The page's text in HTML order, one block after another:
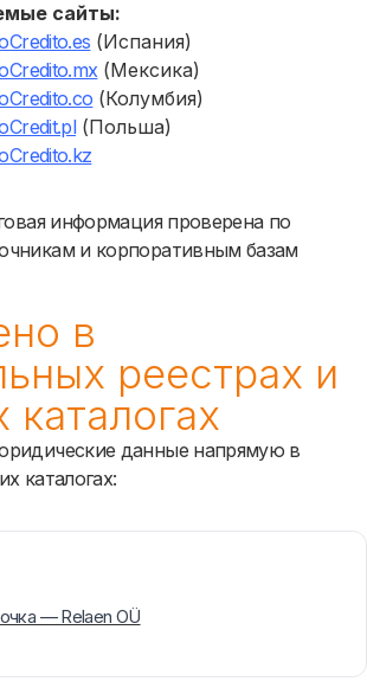
сайты:
(Испания)
(Мексика)
(Колумбия)
(Польша)
информация проверена по
и корпоративным базам
в
реестрах и
данные напрямую в
каталогах:
— Relaen OÜ